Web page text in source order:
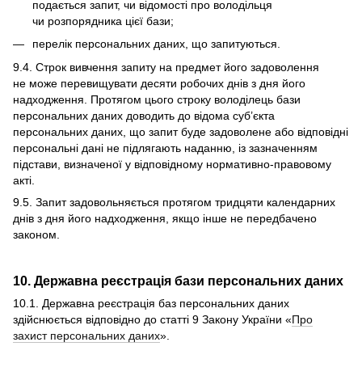
подається запит, чи відомості про володільця
чи розпорядника цієї бази;
перелік персональних даних, що запитуються.
9.4. Строк вивчення запиту на предмет його задоволення
не може перевищувати десяти робочих днів з дня його
надходження. Протягом цього строку володілець бази
персональних даних доводить до відома суб’єкта
персональних даних, що запит буде задоволене або відповідні
персональні дані не підлягають наданню, із зазначенням
підстави, визначеної у відповідному нормативно-правовому
акті.
9.5. Запит задовольняється протягом тридцяти календарних
днів з дня його надходження, якщо інше не передбачено
законом.
10. Державна реєстрація бази персональних даних
10.1. Державна реєстрація баз персональних даних
здійснюється відповідно до статті 9 Закону України «Про
захист персональних даних».